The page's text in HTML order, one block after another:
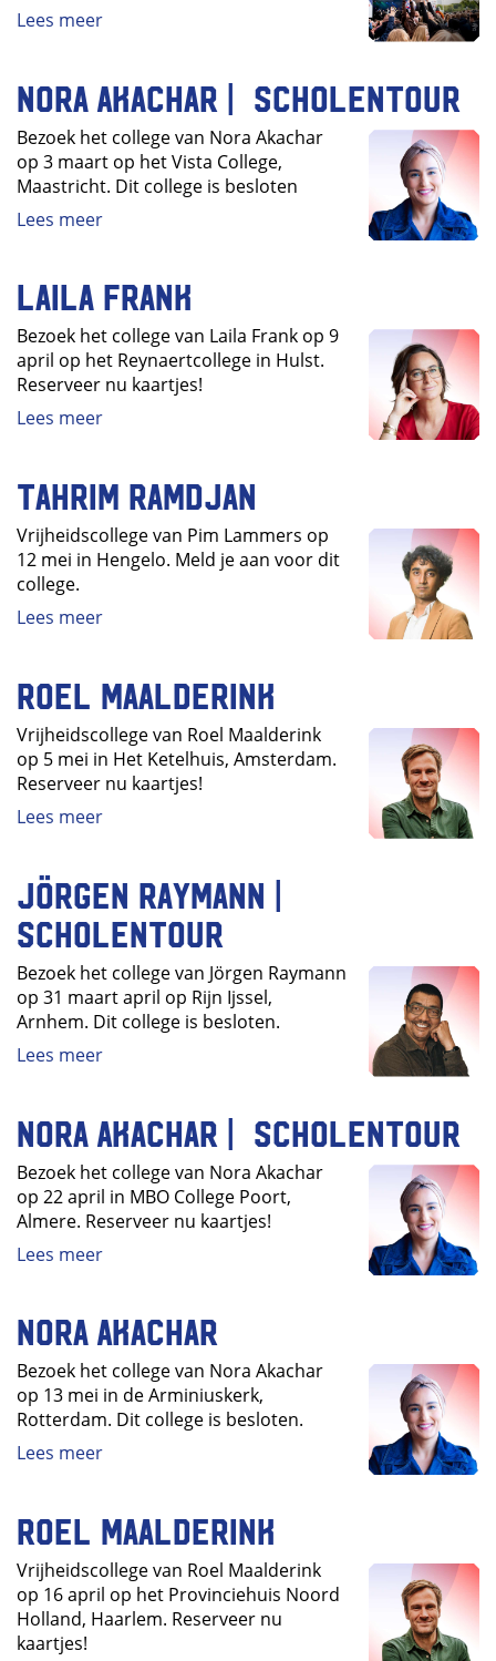
Lees meer
Nora Akachar | Scholentour
Bezoek het college van Nora Akachar
op 3 maart op het Vista College,
Maastricht. Dit college is besloten
Lees meer
Laila Frank
Bezoek het college van Laila Frank op 9
april op het Reynaertcollege in Hulst.
Reserveer nu kaartjes!
Lees meer
Tahrim Ramdjan
Vrijheidscollege van Pim Lammers op
12 mei in Hengelo. Meld je aan voor dit
college.
Lees meer
Roel Maalderink
Vrijheidscollege van Roel Maalderink
op 5 mei in Het Ketelhuis, Amsterdam.
Reserveer nu kaartjes!
Lees meer
Jörgen Raymann |
Scholentour
Bezoek het college van Jörgen Raymann
op 31 maart april op Rijn Ijssel,
Arnhem. Dit college is besloten.
Lees meer
Nora Akachar | Scholentour
Bezoek het college van Nora Akachar
op 22 april in MBO College Poort,
Almere. Reserveer nu kaartjes!
Lees meer
Nora Akachar
Bezoek het college van Nora Akachar
op 13 mei in de Arminiuskerk,
Rotterdam. Dit college is besloten.
Lees meer
Roel Maalderink
Vrijheidscollege van Roel Maalderink
op 16 april op het Provinciehuis Noord
Holland, Haarlem. Reserveer nu
kaartjes!